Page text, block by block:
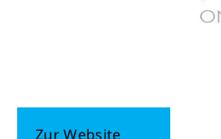
Zur Website